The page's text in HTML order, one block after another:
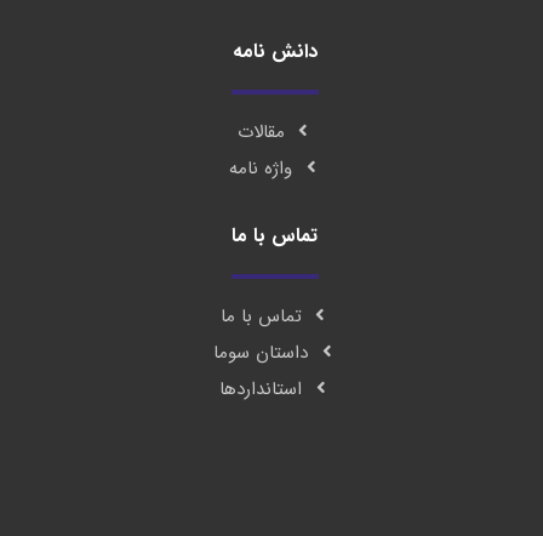
دانش نامه
مقالات
واژه نامه
تماس با ما
تماس با ما
داستان سوما
استانداردها